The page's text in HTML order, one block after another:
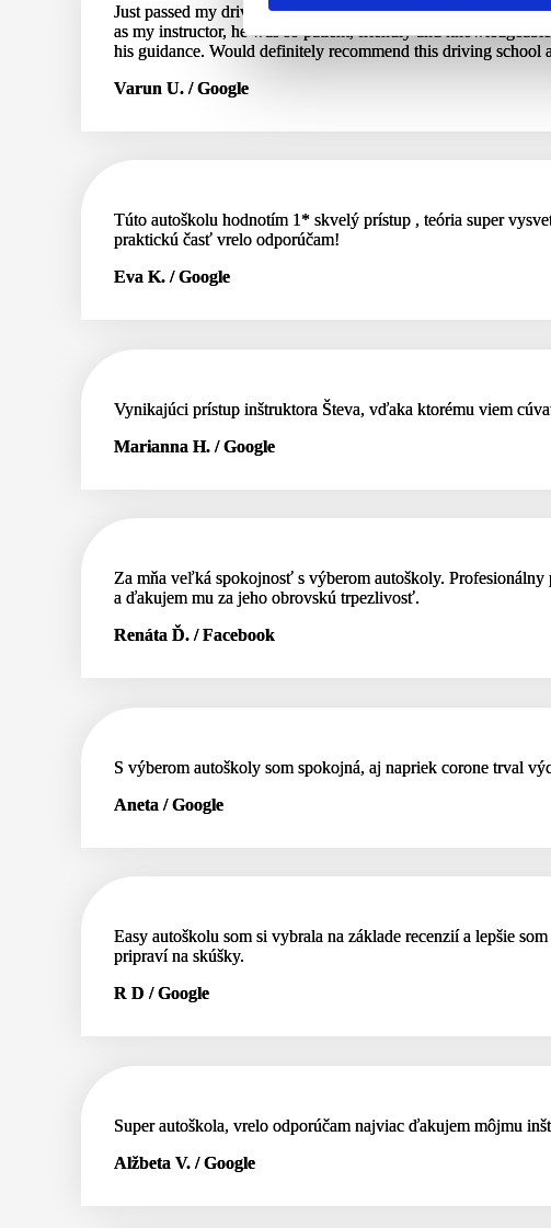
Just passed my driving test on my first try all thanks to the
as my instructor, he was so patient, friendly and
his guidance. Would definitely recommend this driving school
Varun U. / Google
Túto autoškolu hodnotím 1* skvelý prístup , teória super
praktickú časť vrelo odporúčam!
Eva K. / Google
Vynikajúci prístup inštruktora Števa, vďaka ktorému viem
Marianna H. / Google
Za mňa veľká spokojnosť s výberom autoškoly.
a ďakujem mu za jeho obrovskú trpezlivosť.
Renáta Ď. / Facebook
S výberom autoškoly som spokojná, aj napriek corone trval
Aneta / Google
Easy autoškolu som si vybrala na základe recenzií a lepšie
pripraví na skúšky.
R D / Google
Super autoškola, vrelo odporúčam najviac ďakujem môjmu
Alžbeta V. / Google